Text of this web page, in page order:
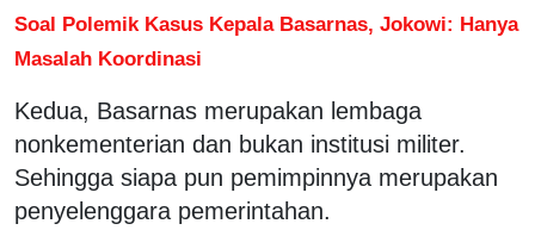
Soal Polemik Kasus Kepala Basarnas, Jokowi: Hanya
Masalah Koordinasi
Kedua, Basarnas merupakan lembaga
nonkementerian dan bukan institusi militer.
Sehingga siapa pun pemimpinnya merupakan
penyelenggara pemerintahan.